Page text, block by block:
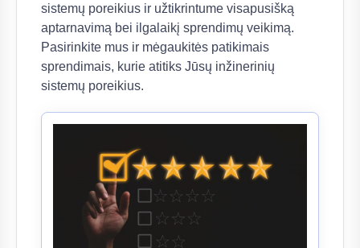
sistemų poreikius ir užtikrintume visapusišką
aptarnavimą bei ilgalaikį sprendimų veikimą.
Pasirinkite mus ir mėgaukitės patikimais
sprendimais, kurie atitiks Jūsų inžinerinių
sistemų poreikius.